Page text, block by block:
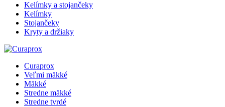
Kelímky a stojančeky
Kelímky
Stojančeky
Kryty a držiaky
Curaprox
Veľmi mäkké
Mäkké
Stredne mäkké
Stredne tvrdé